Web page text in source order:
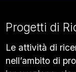
Progetti di
Le attività di
nell’ambito di